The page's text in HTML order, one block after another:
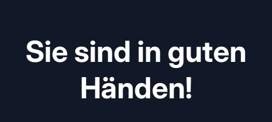
Sie sind in guten
Händen!